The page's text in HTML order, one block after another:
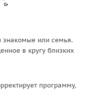
знакомые или семья.
в кругу близких
программу,